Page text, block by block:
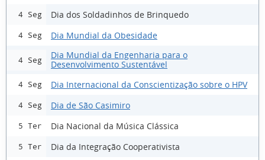
4 Seg Dia dos Soldadinhos de Brinquedo
4 Seg Dia Mundial da Obesidade
4 Seg
Dia Mundial da Engenharia para o
Desenvolvimento Sustentável
4 Seg Dia Internacional da Conscientização sobre o HPV
4 Seg Dia de São Casimiro
5 Ter Dia Nacional da Música Clássica
5 Ter Dia da Integração Cooperativista